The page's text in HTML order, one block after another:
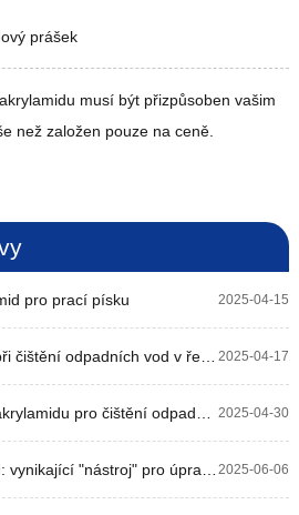
prášek
musí být přizpůsoben vašim
než založen pouze na ceně.
2025-04-15
pro prací písku
2025-04-17
odpadních vod v řetězcích
2025-04-30
čištění odpadních vod z řezání kamene
2025-06-06
"nástroj" pro úpravu vody